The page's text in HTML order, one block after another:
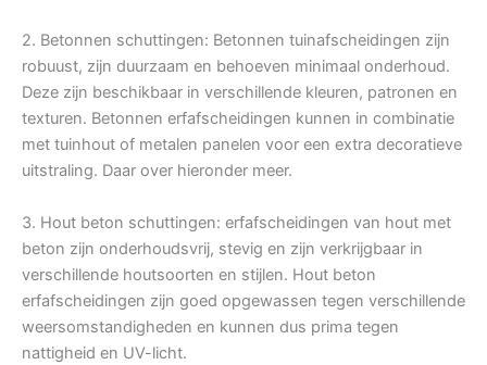
2. Betonnen schuttingen: Betonnen tuinafscheidingen zijn
robuust, zijn duurzaam en behoeven minimaal onderhoud.
Deze zijn beschikbaar in verschillende kleuren, patronen en
texturen. Betonnen erfafscheidingen kunnen in combinatie
met tuinhout of metalen panelen voor een extra decoratieve
uitstraling. Daar over hieronder meer.
3. Hout beton schuttingen: erfafscheidingen van hout met
beton zijn onderhoudsvrij, stevig en zijn verkrijgbaar in
verschillende houtsoorten en stijlen. Hout beton
erfafscheidingen zijn goed opgewassen tegen verschillende
weersomstandigheden en kunnen dus prima tegen
nattigheid en UV-licht.